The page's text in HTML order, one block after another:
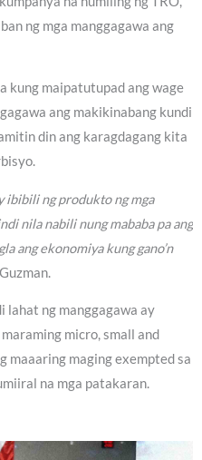
ng mga manggagawa ang
kung maipatutupad ang wage
ang makikinabang kundi
din ang karagdagang kita
ibibili ng produkto ng mga
nila nabili nung mababa pa ang
ang ekonomiya kung gano’n
lahat ng manggagawa ay
micro, small and
maaaring maging exempted sa
na mga patakaran.